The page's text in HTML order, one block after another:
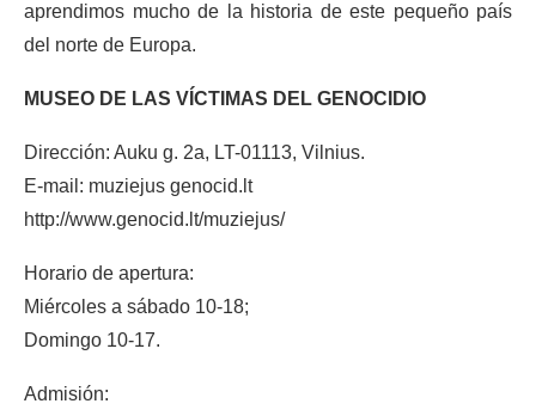
aprendimos mucho de la historia de este pequeño país
del norte de Europa.
MUSEO DE LAS VÍCTIMAS DEL GENOCIDIO
Dirección: Auku g. 2a, LT-01113, Vilnius.
E-mail: muziejus genocid.lt
http://www.genocid.lt/muziejus/
Horario de apertura:
Miércoles a sábado 10-18;
Domingo 10-17.
Admisión: